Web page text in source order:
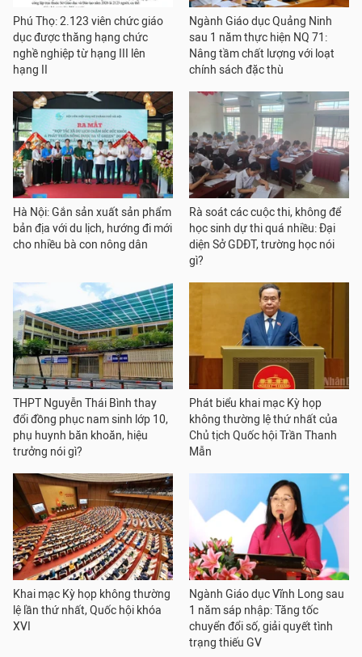
Phú Thọ: 2.123 viên chức giáo
dục được thăng hạng chức
nghề nghiệp từ hạng III lên
hạng II
Ngành Giáo dục Quảng Ninh
sau 1 năm thực hiện NQ 71:
Nâng tầm chất lượng với loạt
chính sách đặc thù
Hà Nội: Gắn sản xuất sản phẩm
bản địa với du lịch, hướng đi mới
cho nhiều bà con nông dân
Rà soát các cuộc thi, không để
học sinh dự thi quá nhiều: Đại
diện Sở GDĐT, trường học nói
gì?
THPT Nguyễn Thái Bình thay
đổi đồng phục nam sinh lớp 10,
phụ huynh băn khoăn, hiệu
trưởng nói gì?
Phát biểu khai mạc Kỳ họp
không thường lệ thứ nhất của
Chủ tịch Quốc hội Trần Thanh
Mẫn
Khai mạc Kỳ họp không thường
lệ lần thứ nhất, Quốc hội khóa
XVI
Ngành Giáo dục Vĩnh Long sau
1 năm sáp nhập: Tăng tốc
chuyển đổi số, giải quyết tình
trạng thiếu GV